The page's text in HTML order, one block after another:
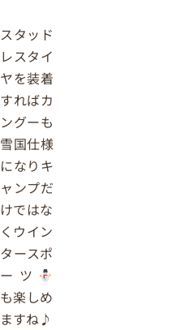
スタッド
レスタイ
ヤを装着
すればカ
ングーも
雪国仕様
になりキ
ャンプだ
けではな
くウイン
タースポ
ーツ
も楽しめ
ますね♪